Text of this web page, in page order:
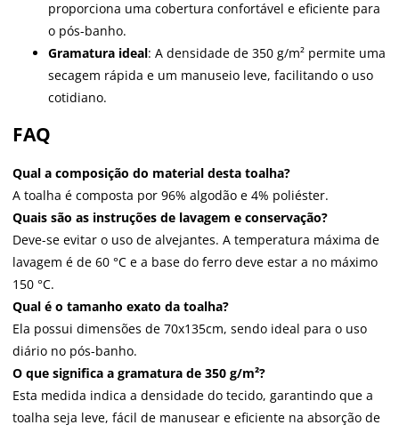
proporciona uma cobertura confortável e eficiente para
o pós-banho.
Gramatura ideal: A densidade de 350 g/m² permite uma
secagem rápida e um manuseio leve, facilitando o uso
cotidiano.
FAQ
Qual a composição do material desta toalha?
A toalha é composta por 96% algodão e 4% poliéster.
Quais são as instruções de lavagem e conservação?
Deve-se evitar o uso de alvejantes. A temperatura máxima de
lavagem é de 60 °C e a base do ferro deve estar a no máximo
150 °C.
Qual é o tamanho exato da toalha?
Ela possui dimensões de 70x135cm, sendo ideal para o uso
diário no pós-banho.
O que significa a gramatura de 350 g/m²?
Esta medida indica a densidade do tecido, garantindo que a
toalha seja leve, fácil de manusear e eficiente na absorção de